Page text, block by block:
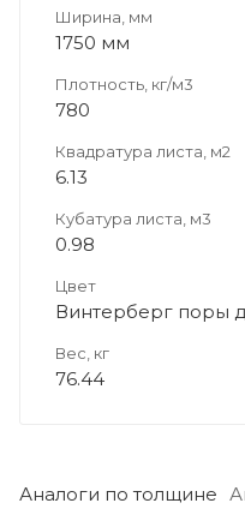
Ширина, мм
1750 мм
Плотность, кг/м3
780
Квадратура листа, м2
6.13
Кубатура листа, м3
0.98
Цвет
Винтерберг поры
Вес, кг
76.44
Аналоги по толщине